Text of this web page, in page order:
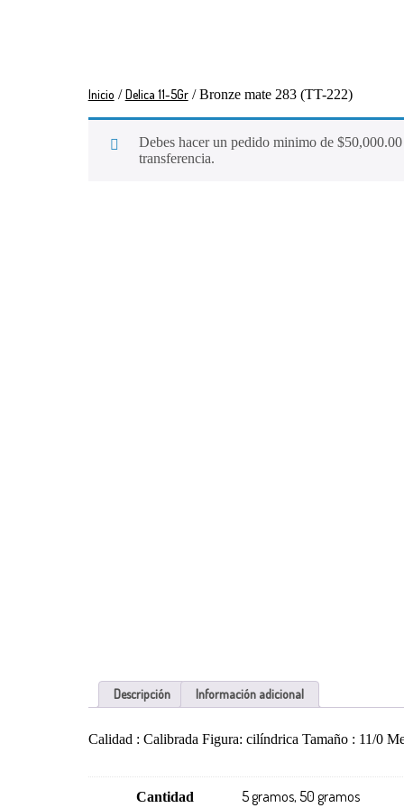
Inicio /Delica 11-5Gr/ Bronze mate 283 (TT-222)
Debes hacer un pedido minimo de $50,000.00
transferencia.
Descripción Información adicional
Calidad : Calibrada Figura: cilíndrica Tamaño : 11/0
Cantidad 5 gramos, 50 gramos